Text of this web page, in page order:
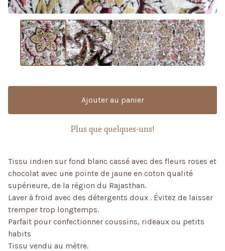
Ajouter au panier
Plus que quelques-uns!
Tissu indien sur fond blanc cassé avec des fleurs roses et
chocolat avec une pointe de jaune en coton qualité
supérieure, de la région du Rajasthan.
Laver à froid avec des détergents doux . Évitez de laisser
tremper trop longtemps.
Parfait pour confectionner coussins, rideaux ou petits
habits
Tissu vendu au mètre.